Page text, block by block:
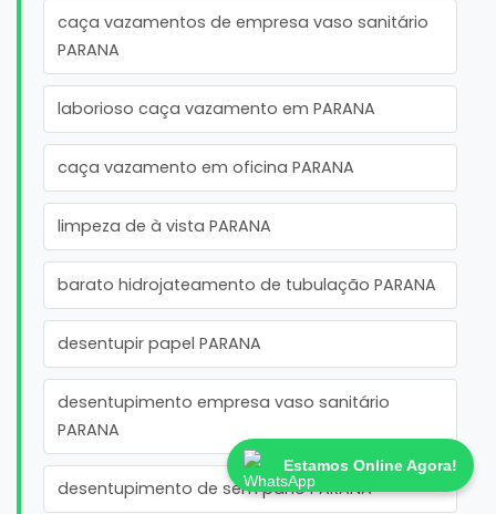
caça vazamentos de empresa vaso sanitário
PARANA
laborioso caça vazamento em PARANA
caça vazamento em oficina PARANA
limpeza de à vista PARANA
barato hidrojateamento de tubulação PARANA
desentupir papel PARANA
desentupimento empresa vaso sanitário
PARANA
desentupimento de sem pano PARANA
Estamos Online Agora!